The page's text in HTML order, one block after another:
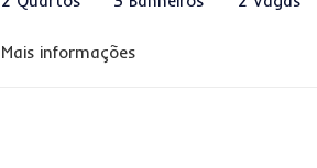
Mais informações